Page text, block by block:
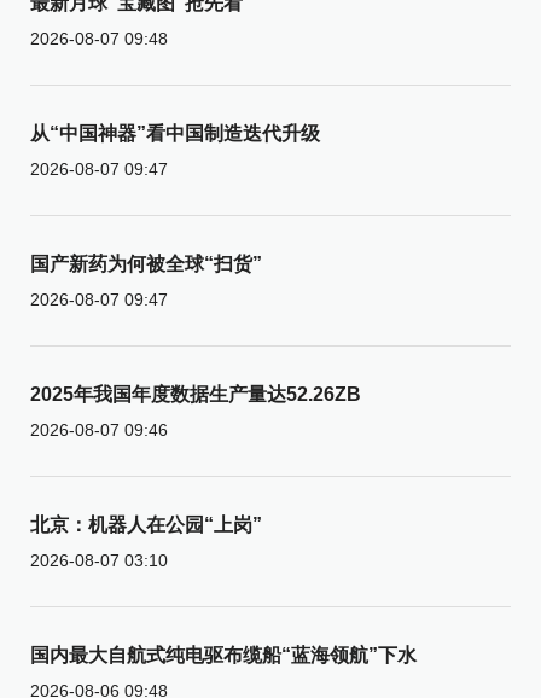
2026-08-07 09:48
从“中国神器”看中国制造迭代升级
2026-08-07 09:47
国产新药为何被全球“扫货”
2026-08-07 09:47
2025年我国年度数据生产量达52.26ZB
2026-08-07 09:46
北京：机器人在公园“上岗”
2026-08-07 03:10
国内最大自航式纯电驱布缆船“蓝海领航”下水
2026-08-06 09:48